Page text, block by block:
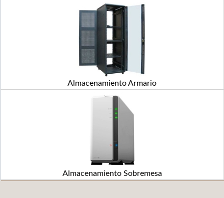
Almacenamiento Armario
Almacenamiento Sobremesa